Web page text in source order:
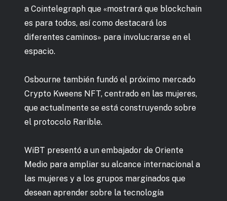
a Cointelegraph que «mostrará que blockchain
es para todos, así como destacará los
diferentes caminos» para involucrarse en el
espacio.
Osbourne también fundó el próximo mercado
Crypto Kweens NFT, centrado en las mujeres,
que actualmente se está construyendo sobre
el protocolo Rarible.
WiBT presentó a un embajador de Oriente
Medio para ampliar su alcance internacional a
las mujeres y a los grupos marginados que
desean aprender sobre la tecnología